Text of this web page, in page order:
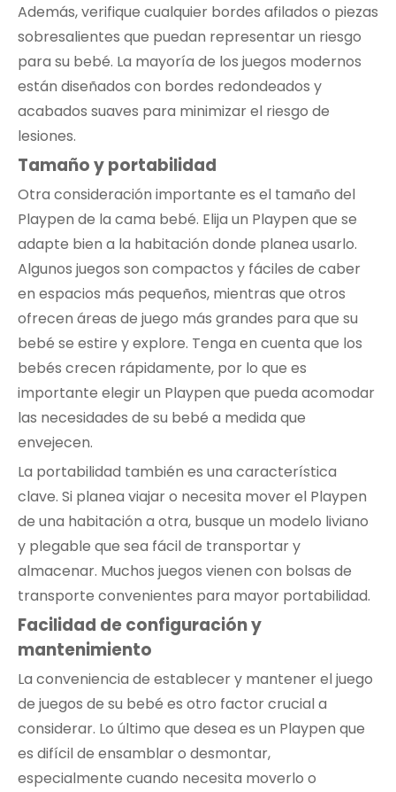
Además, verifique cualquier bordes afilados o piezas
sobresalientes que puedan representar un riesgo
para su bebé. La mayoría de los juegos modernos
están diseñados con bordes redondeados y
acabados suaves para minimizar el riesgo de
lesiones.
Tamaño y portabilidad
Otra consideración importante es el tamaño del
Playpen de la cama bebé. Elija un Playpen que se
adapte bien a la habitación donde planea usarlo.
Algunos juegos son compactos y fáciles de caber
en espacios más pequeños, mientras que otros
ofrecen áreas de juego más grandes para que su
bebé se estire y explore. Tenga en cuenta que los
bebés crecen rápidamente, por lo que es
importante elegir un Playpen que pueda acomodar
las necesidades de su bebé a medida que
envejecen.
La portabilidad también es una característica
clave. Si planea viajar o necesita mover el Playpen
de una habitación a otra, busque un modelo liviano
y plegable que sea fácil de transportar y
almacenar. Muchos juegos vienen con bolsas de
transporte convenientes para mayor portabilidad.
Facilidad de configuración y
mantenimiento
La conveniencia de establecer y mantener el juego
de juegos de su bebé es otro factor crucial a
considerar. Lo último que desea es un Playpen que
es difícil de ensamblar o desmontar,
especialmente cuando necesita moverlo o